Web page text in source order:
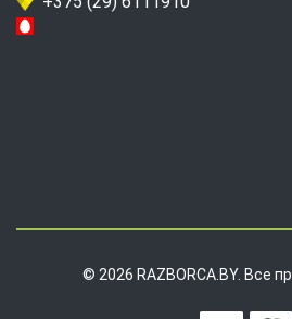
© 2026 RAZBORCA.BY. Все